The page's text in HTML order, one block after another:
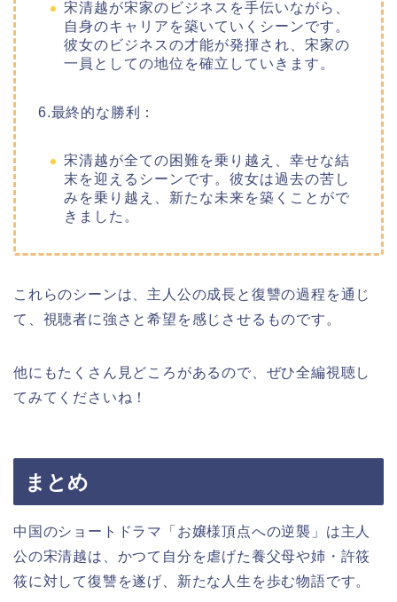
宋清越が宋家のビジネスを手伝いながら、
自身のキャリアを築いていくシーンです。
彼女のビジネスの才能が発揮され、宋家の
一員としての地位を確立していきます。
6.最終的な勝利：
宋清越が全ての困難を乗り越え、幸せな結
末を迎えるシーンです。彼女は過去の苦し
みを乗り越え、新たな未来を築くことがで
きました。
これらのシーンは、主人公の成長と復讐の過程を通じ
て、視聴者に強さと希望を感じさせるものです。
他にもたくさん見どころがあるので、ぜひ全編視聴し
てみてくださいね！
まとめ
中国のショートドラマ「お嬢様頂点への逆襲」は主人
公の宋清越は、かつて自分を虐げた養父母や姉・許筱
筱に対して復讐を遂げ、新たな人生を歩む物語です。